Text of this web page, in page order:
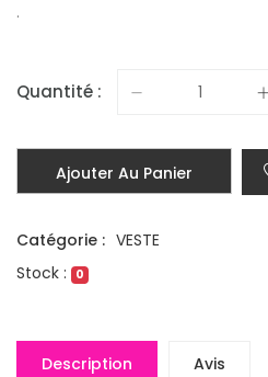
.
Quantité :
Ajouter Au Panier
Catégorie : VESTE
Stock :
0
Description Avis